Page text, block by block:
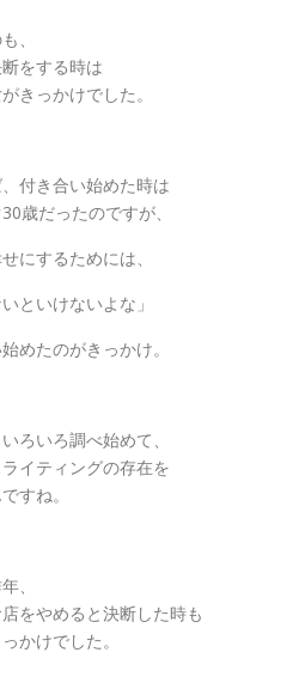
、
をする時は
きっかけでした。
付き合い始めた時は
歳だったのですが、
にするためには、
いといけないよな」
めたのがきっかけ。
ろいろ調べ始めて、
イティングの存在を
すね。
、
をやめると決断した時も
かけでした。